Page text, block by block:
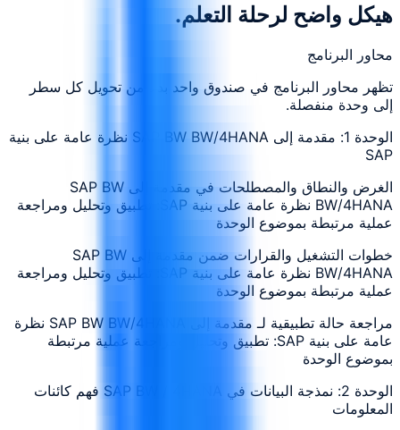
هيكل واضح لرحلة التعلم.
محاور البرنامج
تظهر محاور البرنامج في صندوق واحد بدلاً من تحويل كل سطر
إلى وحدة منفصلة.
الوحدة 1: مقدمة إلى SAP BW BW/4HANA نظرة عامة على بنية
SAP
الغرض والنطاق والمصطلحات في مقدمة إلى SAP BW
BW/4HANA نظرة عامة على بنية SAP: تطبيق وتحليل ومراجعة
عملية مرتبطة بموضوع الوحدة
خطوات التشغيل والقرارات ضمن مقدمة إلى SAP BW
BW/4HANA نظرة عامة على بنية SAP: تطبيق وتحليل ومراجعة
عملية مرتبطة بموضوع الوحدة
مراجعة حالة تطبيقية لـ مقدمة إلى SAP BW BW/4HANA نظرة
عامة على بنية SAP: تطبيق وتحليل ومراجعة عملية مرتبطة
بموضوع الوحدة
الوحدة 2: نمذجة البيانات في SAP BW / 4HANA فهم كائنات
المعلومات